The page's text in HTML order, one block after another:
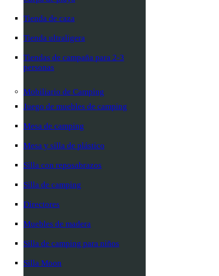
Tienda de caza
Tienda ultraligera
Tiendas de campaña para 2-3
personas
Mobiliario de Camping
Juego de muebles de camping
Mesa de camping
Mesa y silla de plástico
Silla con reposabrazos
Silla de camping
Directores
Muebles de madera
Silla de camping para niños
Silla Moon